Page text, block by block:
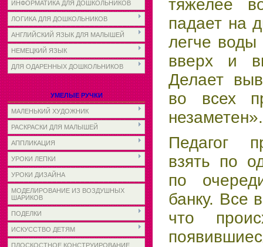
ИНФОРМАТИКА ДЛЯ ДОШКОЛЬНИКОВ
ЛОГИКА ДЛЯ ДОШКОЛЬНИКОВ
АНГЛИЙСКИЙ ЯЗЫК ДЛЯ МАЛЫШЕЙ
НЕМЕЦКИЙ ЯЗЫК
ДЛЯ ОДАРЕННЫХ ДОШКОЛЬНИКОВ
УМЕЛЫЕ РУЧКИ
МАЛЕНЬКИЙ ХУДОЖНИК
РАСКРАСКИ ДЛЯ МАЛЫШЕЙ
АППЛИКАЦИЯ
УРОКИ ЛЕПКИ
УРОКИ ДИЗАЙНА
МОДЕЛИРОВАНИЕ ИЗ ВОЗДУШНЫХ
ШАРИКОВ
ПОДЕЛКИ
ИСКУССТВО ДЕТЯМ
ПЛОСКОСТНОЕ КОНСТРУИРОВАНИЕ
тяжелее
падает на
легче воды
вверх и
Делает
во всех
незаметен».
Педагог
взять по
по
банку. Все
что